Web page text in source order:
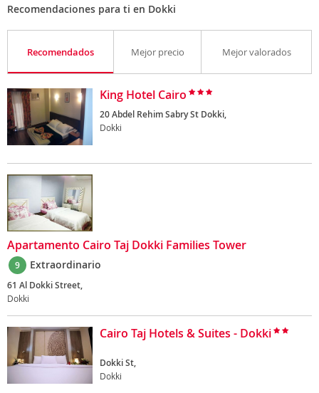
Recomendaciones para ti en Dokki
Recomendados Mejor precio Mejor valorados
King Hotel Cairo
20 Abdel Rehim Sabry St Dokki,
Dokki
Apartamento Cairo Taj Dokki Families Tower
9 Extraordinario
61 Al Dokki Street,
Dokki
Cairo Taj Hotels & Suites - Dokki
Dokki St,
Dokki